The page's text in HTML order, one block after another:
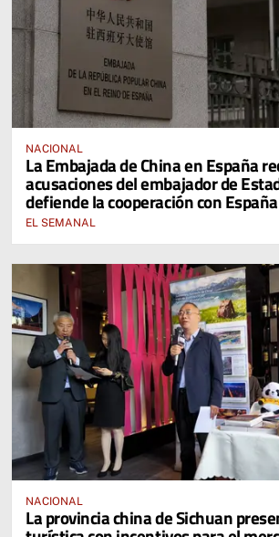
NACIONAL
La Embajada de China en España
acusaciones del embajador de
defiende la cooperación con España
EL SEMANAL
NACIONAL
La provincia china de Sichuan